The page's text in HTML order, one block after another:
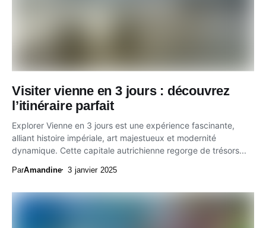
Visiter vienne en 3 jours : découvrez
l’itinéraire parfait
Explorer Vienne en 3 jours est une expérience fascinante,
alliant histoire impériale, art majestueux et modernité
dynamique. Cette capitale autrichienne regorge de trésors...
ParAmandine 3 janvier 2025